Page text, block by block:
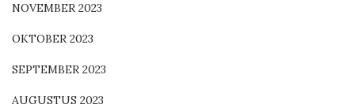
NOVEMBER 2023
OKTOBER 2023
SEPTEMBER 2023
AUGUSTUS 2023